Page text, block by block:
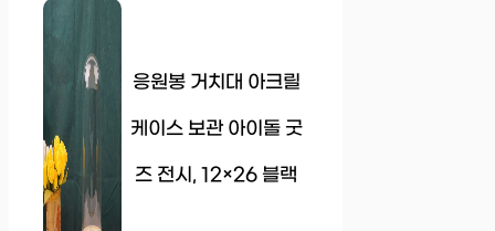
응원봉 거치대 아크릴
케이스 보관 아이돌 굿
즈 전시, 12×26 블랙